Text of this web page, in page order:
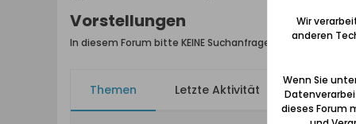
Vorstellungen
In diesem Forum bitte KEINE Suchanfragen stellen
Themen Letzte Aktivität Meine
Wir
anderen
Wenn Sie
dieses Forum